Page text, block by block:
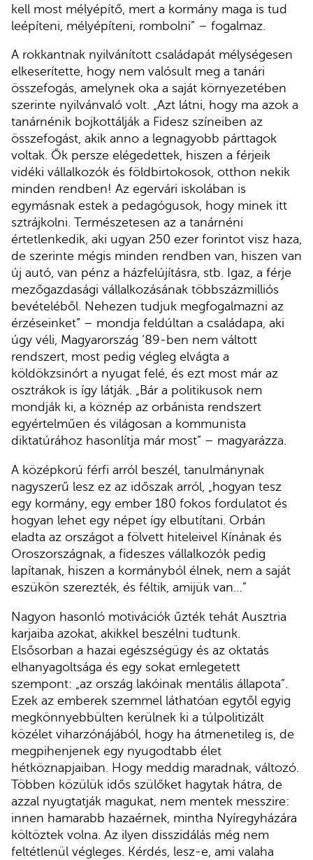
kell most mélyépítő, mert a kormány maga is tud
leépíteni, mélyépíteni, rombolni” – fogalmaz.
A rokkantnak nyilvánított családapát mélységesen
elkeserítette, hogy nem valósult meg a tanári
összefogás, amelynek oka a saját környezetében
szerinte nyilvánvaló volt. „Azt látni, hogy ma azok a
tanárnénik bojkottálják a Fidesz színeiben az
összefogást, akik anno a legnagyobb párttagok
voltak. Ők persze elégedettek, hiszen a férjeik
vidéki vállalkozók és földbirtokosok, otthon nekik
minden rendben! Az egervári iskolában is
egymásnak estek a pedagógusok, hogy minek itt
sztrájkolni. Természetesen az a tanárnéni
értetlenkedik, aki ugyan 250 ezer forintot visz haza,
de szerinte mégis minden rendben van, hiszen van
új autó, van pénz a házfelújításra, stb. Igaz, a férje
mezőgazdasági vállalkozásának többszázmilliós
bevételéből. Nehezen tudjuk megfogalmazni az
érzéseinket” – mondja feldúltan a családapa, aki
úgy véli, Magyarország ‘89-ben nem váltott
rendszert, most pedig végleg elvágta a
köldökzsinórt a nyugat felé, és ezt most már az
osztrákok is így látják. „Bár a politikusok nem
mondják ki, a köznép az orbánista rendszert
egyértelműen és világosan a kommunista
diktatúrához hasonlítja már most” – magyarázza.
A középkorú férfi arról beszél, tanulmánynak
nagyszerű lesz ez az időszak arról, „hogyan tesz
egy kormány, egy ember 180 fokos fordulatot és
hogyan lehet egy népet így elbutítani. Orbán
eladta az országot a fölvett hiteleivel Kínának és
Oroszországnak, a fideszes vállalkozók pedig
lapítanak, hiszen a kormányból élnek, nem a saját
eszükön szerezték, és féltik, amijük van…”
Nagyon hasonló motivációk űzték tehát Ausztria
karjaiba azokat, akikkel beszélni tudtunk.
Elsősorban a hazai egészségügy és az oktatás
elhanyagoltsága és egy sokat emlegetett
szempont: „az ország lakóinak mentális állapota”.
Ezek az emberek szemmel láthatóan egytől egyig
megkönnyebbülten kerülnek ki a túlpolitizált
közélet viharzónájából, hogy ha átmenetileg is, de
megpihenjenek egy nyugodtabb élet
hétköznapjaiban. Hogy meddig maradnak, változó.
Többen közülük idős szülőket hagytak hátra, de
azzal nyugtatják magukat, nem mentek messzire:
innen hamarabb hazaérnek, mintha Nyíregyházára
költöztek volna. Az ilyen disszidálás még nem
feltétlenül végleges. Kérdés, lesz-e, ami valaha